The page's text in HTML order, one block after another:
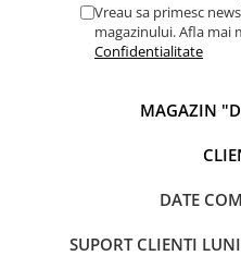
Vreau sa primesc
magazinului. Afla mai
Confidentialitate
MAGAZIN
DATE
SUPORT CLIENTI